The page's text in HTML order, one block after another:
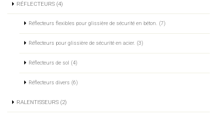
RÉFLECTEURS (4)
Réflecteurs flexibles pour glissière de sécurité en béton. (7)
Réflecteurs pour glissière de sécurité en acier. (3)
Réflecteurs de sol (4)
Réflecteurs divers (6)
RALENTISSEURS (2)